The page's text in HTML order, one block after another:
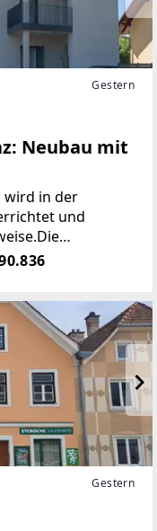
Gestern
Neubau mit
wird in der
und
- zwischen
optimal
Gestern